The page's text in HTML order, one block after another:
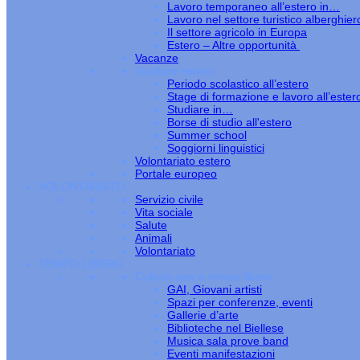
Lavoro temporaneo all’estero in…
Lavoro nel settore turistico
Il settore agricolo in Europa
Estero – Altre opportunità
Vacanze
Studiare estero
Periodo scolastico all’estero
Stage di formazione e lavoro
Studiare in…
Borse di studio all'estero
Summer school
Soggiorni linguistici
Volontariato estero
Portale europeo
VOLONTARIATO
Servizio civile
Vita sociale
Salute
Animali
Volontariato
TEMPO LIBERO
Cultura arte e tempo libero
GAI, Giovani artisti
Spazi per conferenze, eventi
Gallerie d’arte
Biblioteche nel Biellese
Musica sala prove band
Eventi manifestazioni